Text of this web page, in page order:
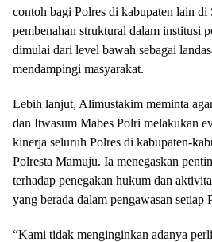
contoh bagi Polres di kabupaten lain di
pembenahan struktural dalam institusi
dimulai dari level bawah sebagai
mendampingi masyarakat.
Lebih lanjut, Alimustakim meminta
dan Itwasum Mabes Polri melakukan
kinerja seluruh Polres di kabupaten-
Polresta Mamuju. Ia menegaskan
terhadap penegakan hukum dan
yang berada dalam pengawasan setiap
“Kami tidak menginginkan adanya